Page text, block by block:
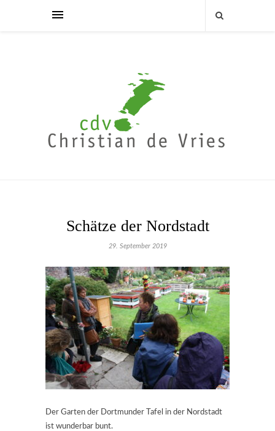
Schätze der Nordstadt
29. September 2019
Der Garten der Dortmunder Tafel in der Nordstadt
ist wunderbar bunt.